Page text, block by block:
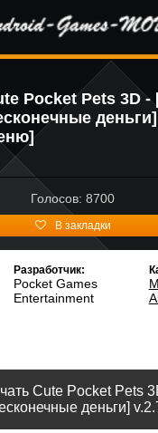
Pocket Pets 3D -
Голосов: 8700
В закладки
Разработчик:
Pocket Games
Entertainment
Cute Pocket Pets
деньги]